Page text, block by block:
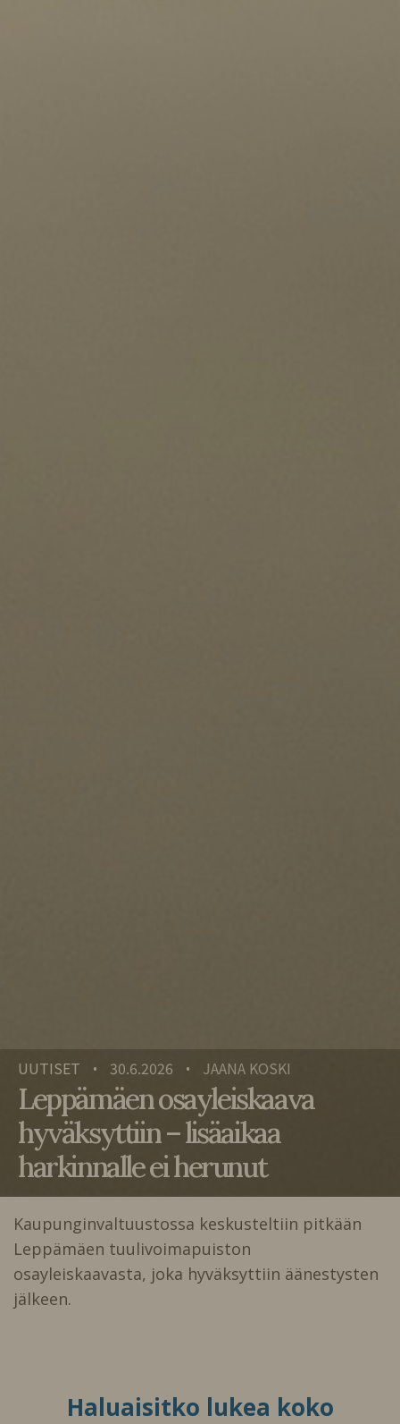
UUTISET • 30.6.2026 • JAANA KOSKI
Leppämäen osayleiskaava
hyväksyttiin – lisäaikaa
harkinnalle ei herunut
Kaupunginvaltuustossa keskusteltiin pitkään
Leppämäen tuulivoimapuiston
osayleiskaavasta, joka hyväksyttiin äänestysten
jälkeen.
Haluaisitko lukea koko